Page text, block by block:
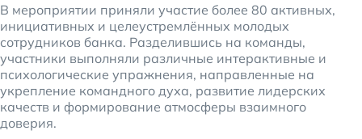
В мероприятии приняли участие более 80 активных,
инициативных и целеустремлённых молодых
сотрудников банка. Разделившись на команды,
участники выполняли различные интерактивные и
психологические упражнения, направленные на
укрепление командного духа, развитие лидерских
качеств и формирование атмосферы взаимного
доверия.